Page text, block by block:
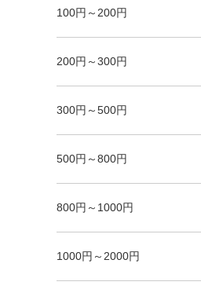
100円～200円
200円～300円
300円～500円
500円～800円
800円～1000円
1000円～2000円